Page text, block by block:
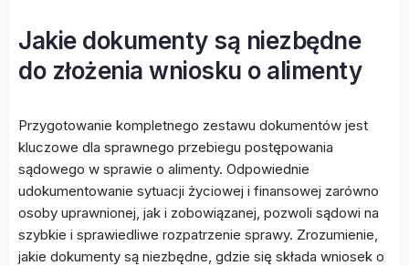
Jakie dokumenty są niezbędne
do złożenia wniosku o alimenty
Przygotowanie kompletnego zestawu dokumentów jest
kluczowe dla sprawnego przebiegu postępowania
sądowego w sprawie o alimenty. Odpowiednie
udokumentowanie sytuacji życiowej i finansowej zarówno
osoby uprawnionej, jak i zobowiązanej, pozwoli sądowi na
szybkie i sprawiedliwe rozpatrzenie sprawy. Zrozumienie,
jakie dokumenty są niezbędne, gdzie się składa wniosek o